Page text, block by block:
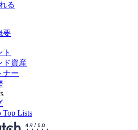
る
要
ト
ド資産
ナー
Top Lists